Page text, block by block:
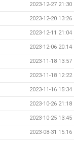
2023-12-27 21:30
2023-12-20 13:26
2023-12-11 21:04
2023-12-06 20:14
2023-11-18 13:57
2023-11-18 12:22
2023-11-16 15:34
2023-10-26 21:18
2023-10-25 13:45
2023-08-31 15:16